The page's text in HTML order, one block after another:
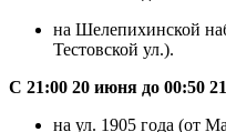
на Шелепихинской
Тестовской ул.).
С 21:00 20 июня до 00:50
на ул. 1905 года (от